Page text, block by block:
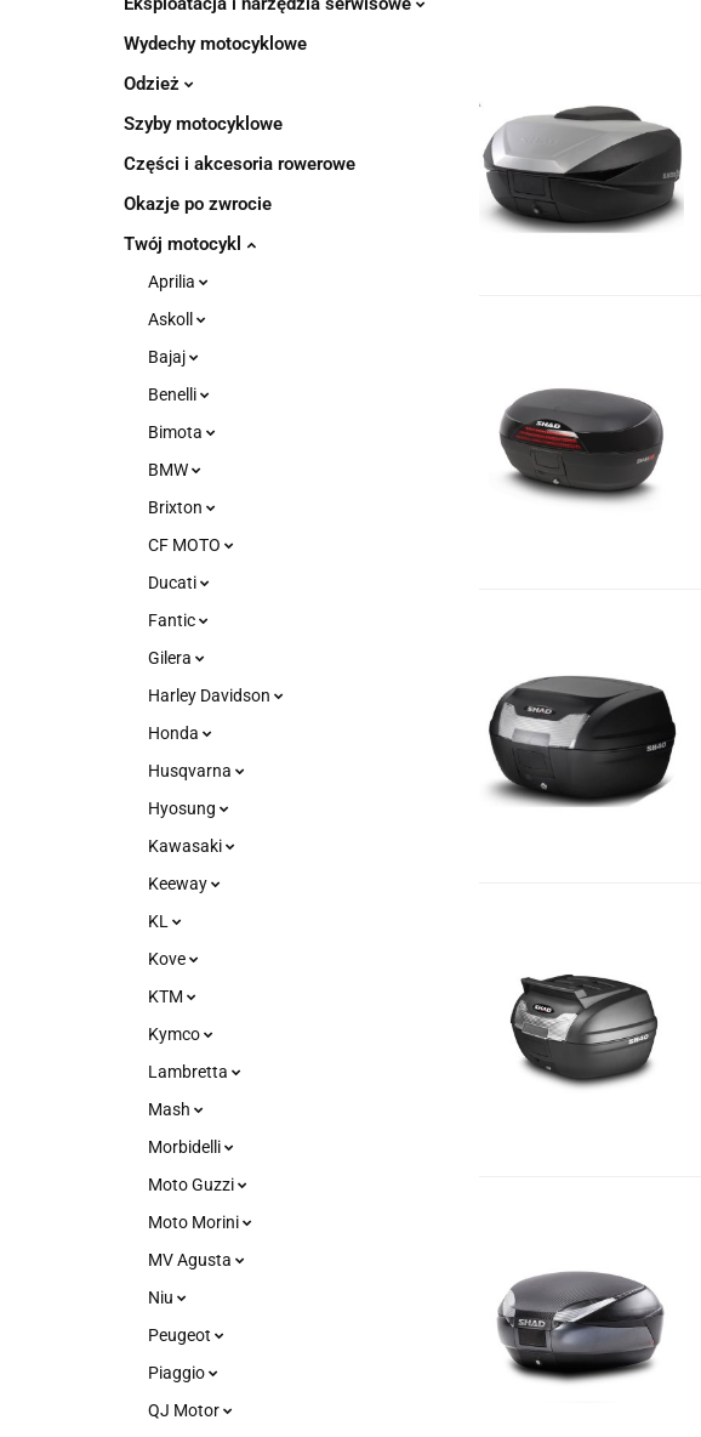
Wydechy motocyklowe
Odzież
Szyby motocyklowe
Części i akcesoria rowerowe
Okazje po zwrocie
Twój motocykl
Aprilia
Askoll
Bajaj
Benelli
Bimota
BMW
Brixton
CF MOTO
Ducati
Fantic
Gilera
Harley Davidson
Honda
Husqvarna
Hyosung
Kawasaki
Keeway
KL
Kove
KTM
Kymco
Lambretta
Mash
Morbidelli
Moto Guzzi
Moto Morini
MV Agusta
Niu
Peugeot
Piaggio
QJ Motor